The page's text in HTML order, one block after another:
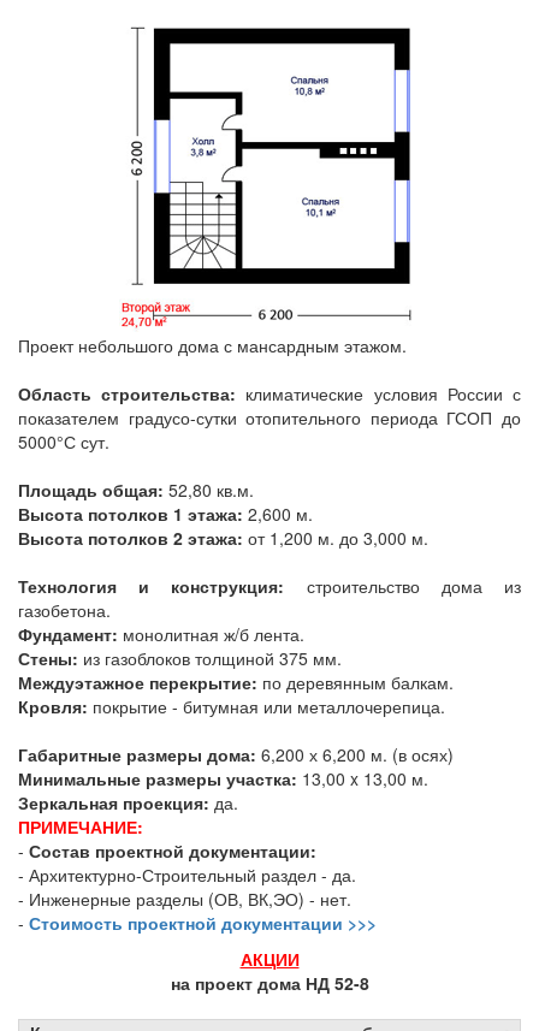
Проект небольшого дома с мансардным этажом.
Область строительства: климатические условия России с
показателем градусо-сутки отопительного периода ГСОП до
5000°С сут.
Площадь общая: 52,80 кв.м.
Высота потолков 1 этажа: 2,600 м.
Высота потолков 2 этажа: от 1,200 м. до 3,000 м.
Технология и конструкция: строительство дома из
газобетона.
Фундамент: монолитная ж/б лента.
Стены: из газоблоков толщиной 375 мм.
Междуэтажное перекрытие: по деревянным балкам.
Кровля: покрытие - битумная или металлочерепица.
Габаритные размеры дома: 6,200 х 6,200 м. (в осях)
Минимальные размеры участка: 13,00 x 13,00 м.
Зеркальная проекция: да.
ПРИМЕЧАНИЕ:
- Состав проектной документации:
- Архитектурно-Строительный раздел - да.
- Инженерные разделы (ОВ, ВК,ЭО) - нет.
- Стоимость проектной документации >>>
АКЦИИ
на проект дома НД 52-8